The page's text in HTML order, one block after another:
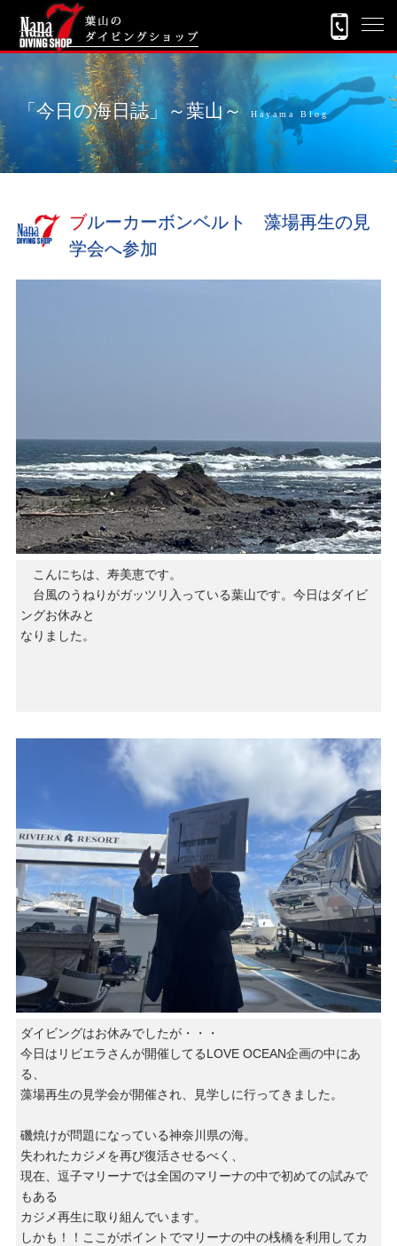
「今日の海日誌」～葉山～ Hayama Blog
ブルーカーボンベルト 藻場再生の見
学会へ参加
こんにちは、寿美恵です。
台風のうねりがガッツリ入っている葉山です。今日はダイビ
ングお休みと
なりました。
ダイビングはお休みでしたが・・・
今日はリビエラさんが開催してるLOVE OCEAN企画の中にあ
る、
藻場再生の見学会が開催され、見学しに行ってきました。
磯焼けが問題になっている神奈川県の海。
失われたカジメを再び復活させるべく、
現在、逗子マリーナでは全国のマリーナの中で初めての試みで
もある
カジメ再生に取り組んでいます。
しかも！！ここがポイントでマリーナの中の桟橋を利用してカ